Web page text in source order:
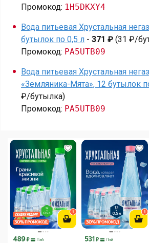
Промокод: 1H5DKXY4
Вода питьевая Хрустальная
бутылок по 0,5 л - 371 ₽ (31 ₽/
Промокод: PA5UTB09
Вода питьевая Хрустальная
«Земляника-Мята», 12 бутылок
₽/бутылка)
Промокод: PA5UTB09